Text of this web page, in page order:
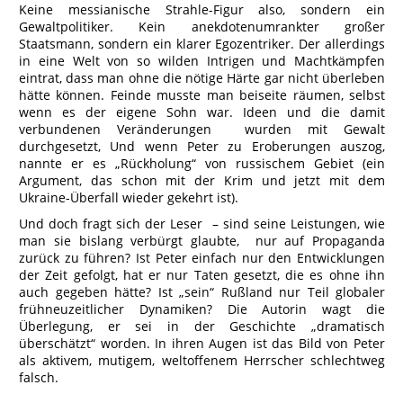
Keine messianische Strahle-Figur also, sondern ein
Gewaltpolitiker. Kein anekdotenumrankter großer
Staatsmann, sondern ein klarer Egozentriker. Der allerdings
in eine Welt von so wilden Intrigen und Machtkämpfen
eintrat, dass man ohne die nötige Härte gar nicht überleben
hätte können. Feinde musste man beiseite räumen, selbst
wenn es der eigene Sohn war. Ideen und die damit
verbundenen Veränderungen wurden mit Gewalt
durchgesetzt, Und wenn Peter zu Eroberungen auszog,
nannte er es „Rückholung“ von russischem Gebiet (ein
Argument, das schon mit der Krim und jetzt mit dem
Ukraine-Überfall wieder gekehrt ist).
Und doch fragt sich der Leser – sind seine Leistungen, wie
man sie bislang verbürgt glaubte, nur auf Propaganda
zurück zu führen? Ist Peter einfach nur den Entwicklungen
der Zeit gefolgt, hat er nur Taten gesetzt, die es ohne ihn
auch gegeben hätte? Ist „sein“ Rußland nur Teil globaler
frühneuzeitlicher Dynamiken? Die Autorin wagt die
Überlegung, er sei in der Geschichte „dramatisch
überschätzt“ worden. In ihren Augen ist das Bild von Peter
als aktivem, mutigem, weltoffenem Herrscher schlechtweg
falsch.